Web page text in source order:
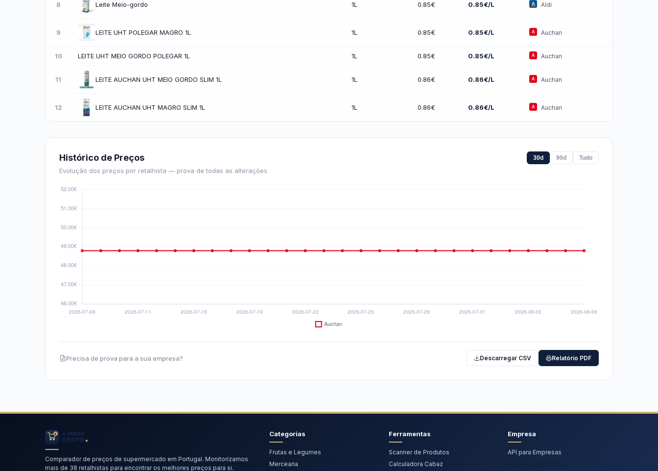
8 Leite Meio-gordo 1L 0.85€ 0.85€/L Aldi
9 LEITE UHT POLEGAR MAGRO 1L 1L 0.85€ 0.85€/L Auchan
10 LEITE UHT MEIO GORDO POLEGAR 1L 1L 0.85€ 0.85€/L Auchan
11 LEITE AUCHAN UHT MEIO GORDO SLIM 1L 1L 0.86€ 0.86€/L Auchan
12 LEITE AUCHAN UHT MAGRO SLIM 1L 1L 0.86€ 0.86€/L Auchan
Histórico de Preços
Evolução dos preços por retalhista — prova de todas as alterações
30d 90d Tudo
Precisa de prova para a sua empresa? Descarregar CSV Relatório PDF
Comparador de preços de supermercado em Portugal. Monitorizamos
mais de 38 retalhistas para encontrar os melhores preços para si.
Categorias
Frutas e Legumes
Mercearia
Ferramentas
Scanner de Produtos
Calculadora Cabaz
Empresa
API para Empresas